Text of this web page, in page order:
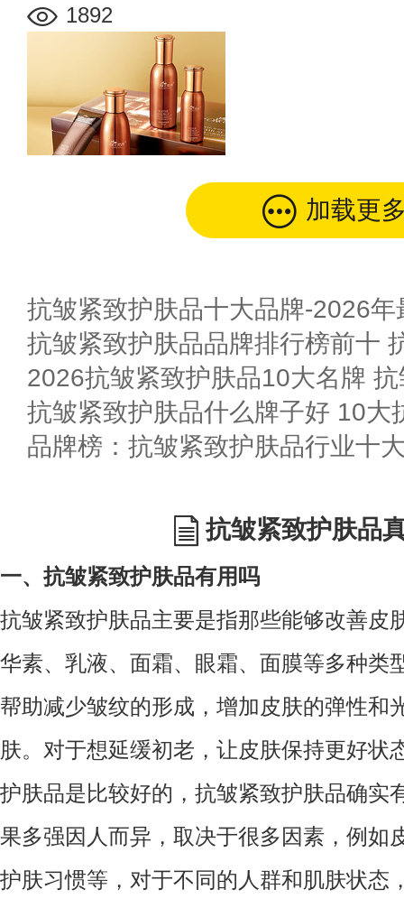
1892
加载更
抗皱紧致护肤品十大品牌-2026年
抗皱紧致护肤品
一、抗皱紧致护肤品有用吗
抗皱紧致护肤品主要是指那些能够改善皮
华素、乳液、面霜、眼霜、面膜等多种类
帮助减少皱纹的形成，增加皮肤的弹性和
肤。对于想延缓初老，让皮肤保持更好状
护肤品是比较好的，抗皱紧致护肤品确实
果多强因人而异，取决于很多因素，例如
护肤习惯等，对于不同的人群和肌肤状态